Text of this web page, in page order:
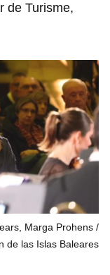
de Turisme,
Marga Prohens
de las Islas Baleares